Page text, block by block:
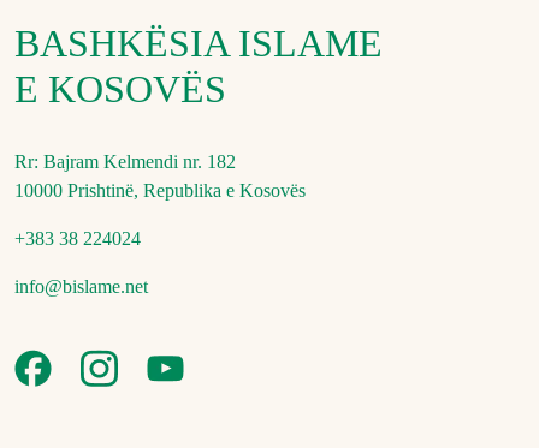
BASHKËSIA ISLAME
E KOSOVËS
Rr: Bajram Kelmendi nr. 182
10000 Prishtinë, Republika e Kosovës
+383 38 224024
info@bislame.net